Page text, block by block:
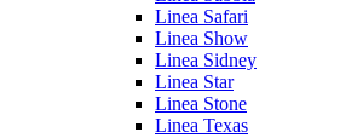
Linea Safari
Linea Show
Linea Sidney
Linea Star
Linea Stone
Linea Texas